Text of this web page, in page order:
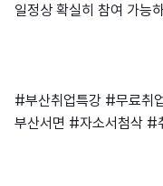
일정상 확실히 참여 가능
#부산취업특강 #무료취
부산서면 #자소서첨삭 #